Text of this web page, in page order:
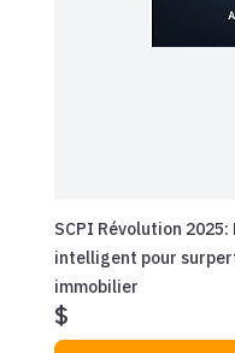
SCPI Révolution
intelligent pour
immobilier
$